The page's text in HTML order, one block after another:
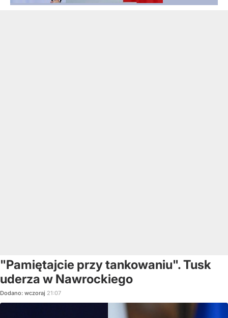
"Pamiętajcie przy tankowaniu". Tusk
uderza w Nawrockiego
Dodano: wczoraj 21:07